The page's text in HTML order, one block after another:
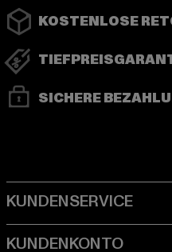
KOSTENLOSE
SICHERE